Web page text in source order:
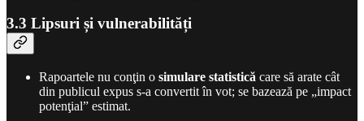
3.3 Lipsuri și vulnerabilități
Rapoartele nu conţin o simulare statistică care să arate cât
din publicul expus s-a convertit în vot; se bazează pe „impact
potenţial” estimat.